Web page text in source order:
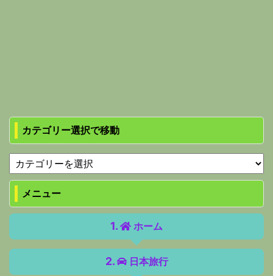
カテゴリー選択で移動
メニュー
ホーム
日本旅行